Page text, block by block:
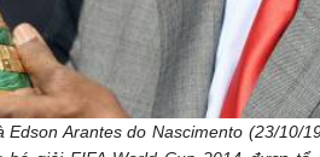
Edson Arantes do Nascimento (23/10/